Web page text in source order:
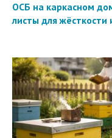
ОСБ на каркасном
листы для жёсткости